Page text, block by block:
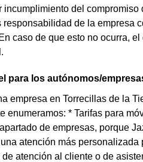
del
de la empresa
caso de que esto no ocurra,
para los autónomos/
empresa en Torrecillas de la
enumeramos: * Tarifas para
de empresas, porque
atención más
atención al cliente o de